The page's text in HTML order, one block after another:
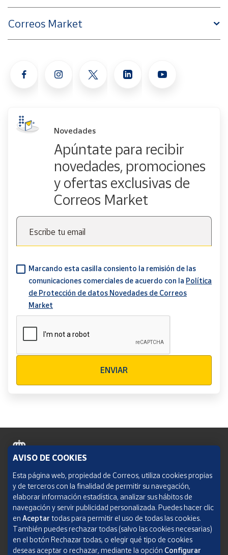
Correos Market
Novedades
Apúntate para recibir
novedades, promociones
y ofertas exclusivas de
Correos Market
Escribe tu email
Marcando esta casilla consiento la remisión de las
comunicaciones comerciales de acuerdo con la Política
de Protección de datos Novedades de Correos
Market
ENVIAR
Política de cookies
Aviso legal
Condiciones del servicio
Política de Privacidad Web
AVISO DE COOKIES
Esta página web, propiedad de Correos, utiliza cookies propias
y de terceros con la finalidad de permitir su navegación,
elaborar información estadística, analizar sus hábitos de
navegación y servir publicidad personalizada. Puedes hacer clic
en Aceptar todas para permitir el uso de todas las cookies.
También puedes rechazar todas (salvo las cookies necesarias)
en el botón Rechazar todas, o elegir qué tipo de cookies
deseas aceptar o rechazar, mediante la opción Configurar